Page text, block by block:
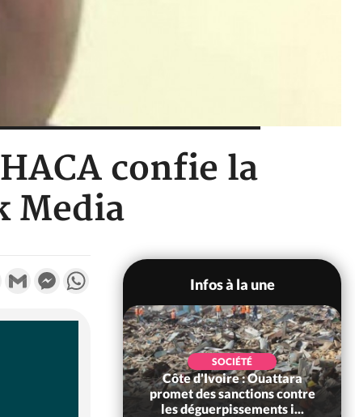
confie la
Media
Email Gmail MessengerWhatsApp
Infos à la une
: Après le pari
anniversaire,
SOCIÉTÉ
Côte d'Ivoire : Ouattara
promet des sanctions contre
les déguerpissements i...